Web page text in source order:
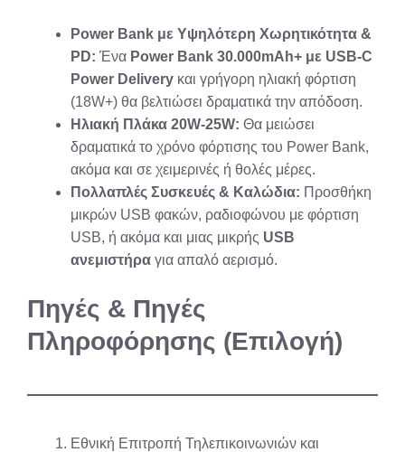
Power Bank με Υψηλότερη Χωρητικότητα &
PD: Ένα Power Bank 30.000mAh+ με USB-C
Power Delivery και γρήγορη ηλιακή φόρτιση
(18W+) θα βελτιώσει δραματικά την απόδοση.
Ηλιακή Πλάκα 20W-25W: Θα μειώσει
δραματικά το χρόνο φόρτισης του Power Bank,
ακόμα και σε χειμερινές ή θολές μέρες.
Πολλαπλές Συσκευές & Καλώδια: Προσθήκη
μικρών USB φακών, ραδιοφώνου με φόρτιση
USB, ή ακόμα και μιας μικρής USB
ανεμιστήρα για απαλό αερισμό.
Πηγές & Πηγές
Πληροφόρησης (Επιλογή)
Εθνική Επιτροπή Τηλεπικοινωνιών και